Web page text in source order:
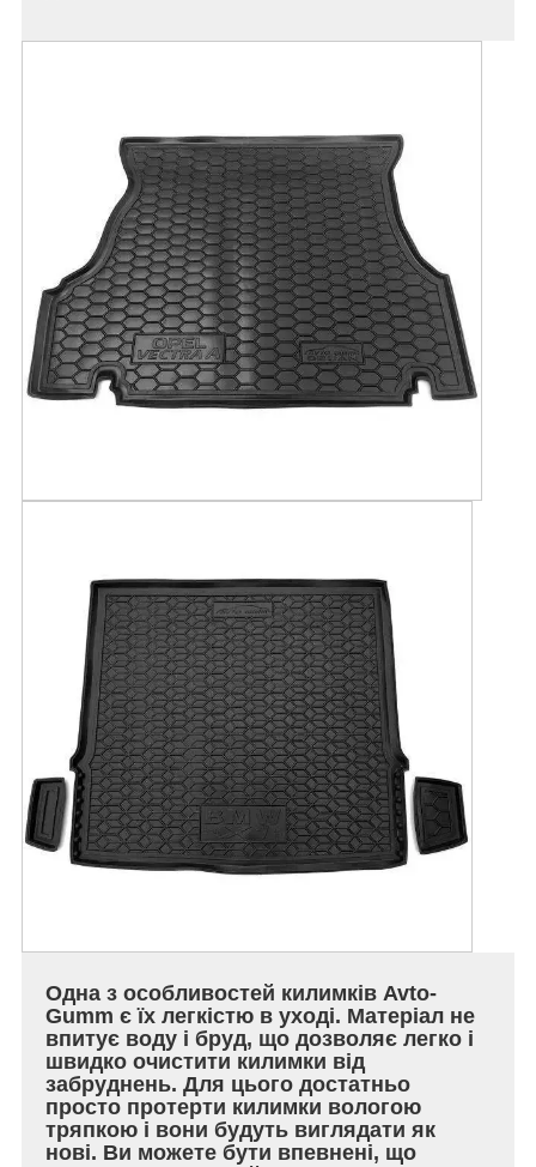
Одна з особливостей килимків Avto-
Gumm є їх легкістю в уході. Матеріал не
впитує воду і бруд, що дозволяє легко і
швидко очистити килимки від
забруднень. Для цього достатньо
просто протерти килимки вологою
тряпкою і вони будуть виглядати як
нові. Ви можете бути впевнені, що